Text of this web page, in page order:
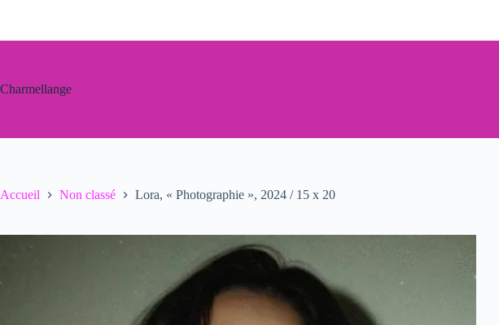
Charmellange
Accueil Non classé Lora, « Photographie », 2024 / 15 x 20